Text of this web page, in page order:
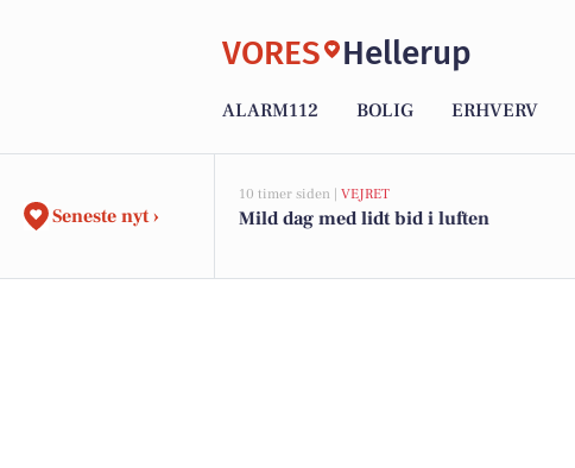
VORES Hellerup
ALARM112 BOLIG ERHVERV
Seneste nyt ›
10 timer siden | VEJRET
Mild dag med lidt bid i luften